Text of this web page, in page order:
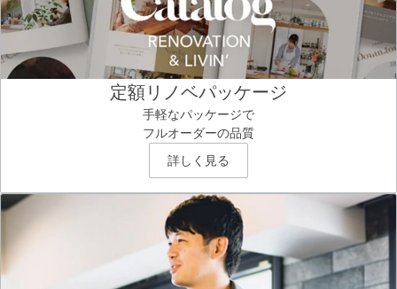
定額リノベパッケージ
手軽なパッケージで
フルオーダーの品質
詳しく見る